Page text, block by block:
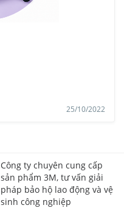
25/10/2022
Công ty chuyên cung cấp
sản phẩm 3M, tư vấn giải
pháp bảo hộ lao động và vệ
sinh công nghiệp